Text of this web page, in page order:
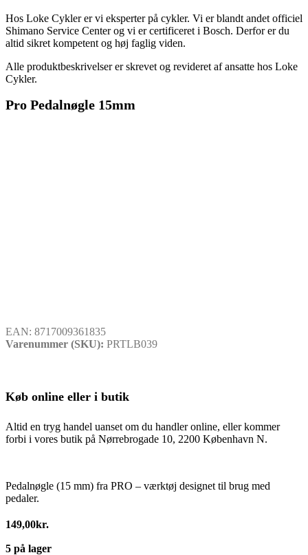
Hos Loke Cykler er vi eksperter på cykler. Vi er blandt andet officiel
Shimano Service Center og vi er certificeret i Bosch. Derfor er du
altid sikret kompetent og høj faglig viden.
Alle produktbeskrivelser er skrevet og revideret af ansatte hos Loke
Cykler.
Pro Pedalnøgle 15mm
EAN: 8717009361835
Varenummer (SKU): PRTLB039
Køb online eller i butik
Altid en tryg handel uanset om du handler online, eller kommer
forbi i vores butik på Nørrebrogade 10, 2200 København N.
Pedalnøgle (15 mm) fra PRO – værktøj designet til brug med
pedaler.
149,00kr.
5 på lager